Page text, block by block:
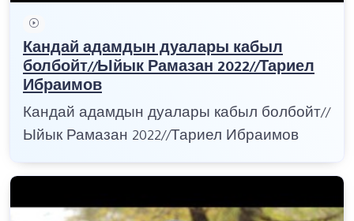
Кандай адамдын дуалары кабыл
болбойт//Ыйык Рамазан 2022//Тариел
Ибраимов
Кандай адамдын дуалары кабыл болбойт//
Ыйык Рамазан 2022//Тариел Ибраимов